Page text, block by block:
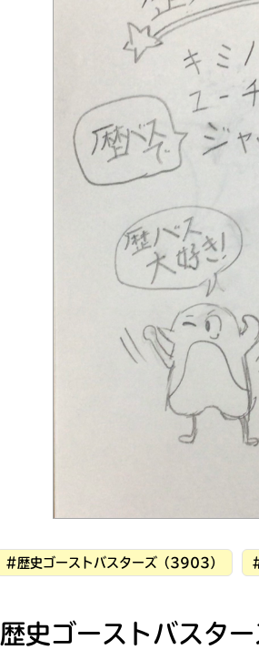
見つか
歴史ゴーストバスタ
#歴史ゴーストバスターズ（3903）